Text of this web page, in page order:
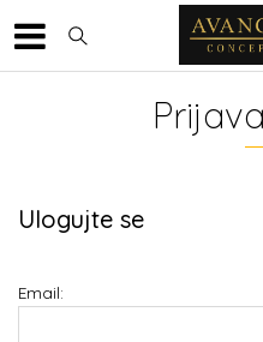
Ulogujte se
Email: